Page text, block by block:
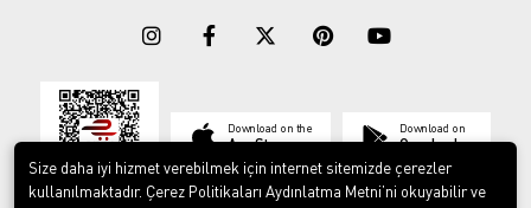
Download on the
App Store
Download on
Google play
Size daha iyi hizmet verebilmek için internet sitemizde çerezler
kullanılmaktadır. Çerez Politikaları Aydınlatma Metni’ni okuyabilir ve